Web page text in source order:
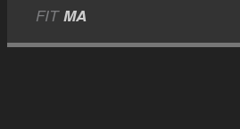
FIT MA